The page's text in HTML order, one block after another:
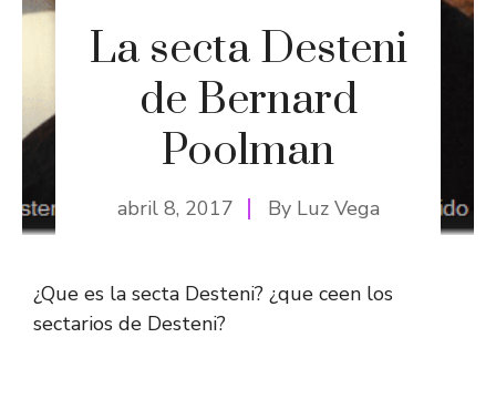
La secta Desteni
de Bernard
Poolman
abril 8, 2017 By Luz Vega
¿Que es la secta Desteni? ¿que ceen los
sectarios de Desteni?